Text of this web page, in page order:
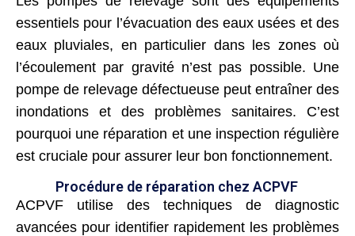
essentiels pour l’évacuation des eaux usées et des
eaux pluviales, en particulier dans les zones où
l’écoulement par gravité n’est pas possible. Une
pompe de relevage défectueuse peut entraîner des
inondations et des problèmes sanitaires. C’est
pourquoi une réparation et une inspection régulière
est cruciale pour assurer leur bon fonctionnement.
Procédure de réparation chez ACPVF
ACPVF utilise des techniques de diagnostic
avancées pour identifier rapidement les problèmes